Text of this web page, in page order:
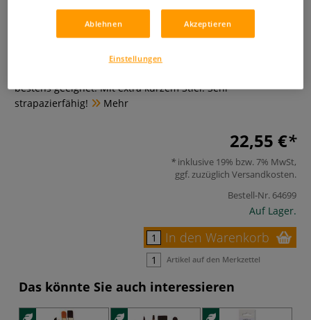
Das Allround-Pinselset von Léonard enthält 5
Synthetikpinsel der Léonard vegan Pinsel Serie AZUR Serie
bestens geeignet. Mit extra kurzem Stiel. Sehr
strapazierfähig!
Mehr
22,55 €
inklusive 19% bzw. 7% MwSt,
ggf. zuzüglich Versandkosten.
Bestell-Nr. 64699
Auf Lager.
In den Warenkorb
Artikel auf den Merkzettel
Das könnte Sie auch interessieren
Ablehnen Akzeptieren
Einstellungen